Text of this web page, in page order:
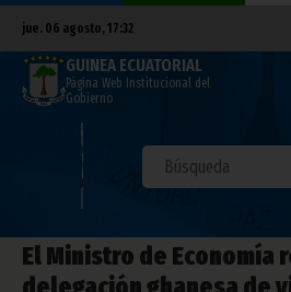
jue. 06 agosto, 17:32
GUINEA ECUATORIAL
Página Web Institucional del
Gobierno
El Ministro de Economía